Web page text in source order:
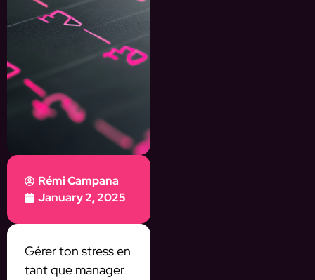
Rémi Campana
January 2, 2025
Gérer ton stress en
tant que manager